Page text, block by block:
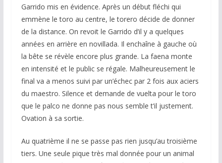
Garrido mis en évidence. Après un début fléchi qui
emmène le toro au centre, le torero décide de donner
de la distance. On revoit le Garrido d’il y a quelques
années en arrière en novillada. Il enchaîne à gauche où
la bête se révèle encore plus grande. La faena monte
en intensité et le public se régale. Malheureusement le
final va a menos suivi par un’échec par 2 fois aux aciers
du maestro. Silence et demande de vuelta pour le toro
que le palco ne donne pas nous semble t’il justement.
Ovation à sa sortie.
Au quatrième il ne se passe pas rien jusqu’au troisième
tiers. Une seule pique très mal donnée pour un animal